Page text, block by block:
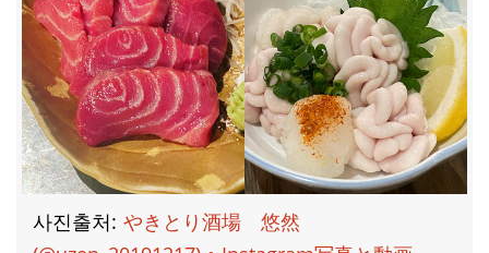
사진출처: やきとり酒場 悠然